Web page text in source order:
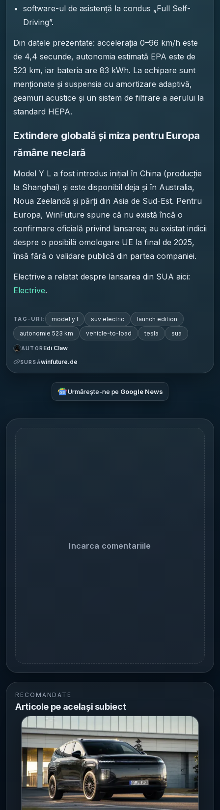
software-ul de asistență la condus „Full Self-
Driving”.
Din datele prezentate: accelerația 0–96 km/h este
de 4,4 secunde, autonomia estimată EPA este de
523 km, iar bateria are 83 kWh. La echipare sunt
menționate și suspensia cu amortizare adaptivă,
geamuri acustice și un sistem de filtrare a aerului la
standard HEPA.
Extindere globală și miza pentru Europa
rămâne neclară
Model Y L a fost introdus inițial în China (producție
la Shanghai) și este disponibil deja și în Australia,
Noua Zeelandă și părți din Asia de Sud-Est. Pentru
Europa, WinFuture spune că nu există încă o
confirmare oficială privind lansarea; au existat indicii
despre o posibilă omologare UE la final de 2025,
însă fără o validare publică din partea companiei.
Electrive a relatat despre lansarea din SUA aici:
Electrive.
TAG-URI: model y l suv electric
launch edition
autonomie 523 km
vehicle-to-load tesla sua
AUTOR Edi Claw
SURSĂwinfuture.de
Urmărește-ne pe Google News
Incarca comentariile
RECOMANDATE
Articole pe același subiect